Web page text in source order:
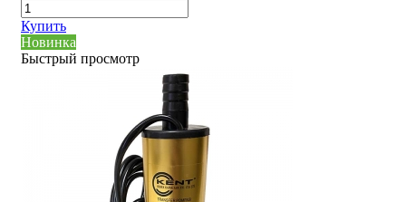
Купить
Новинка
Быстрый просмотр